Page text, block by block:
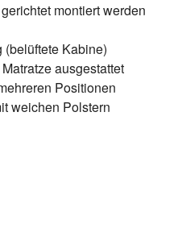
montiert werden
Kabine)
ausgestattet
Positionen
weichen Polstern